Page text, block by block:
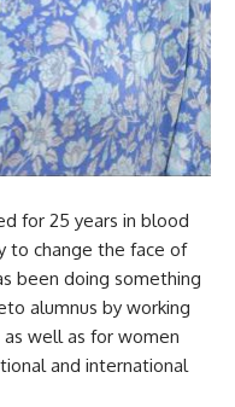
for 25 years in blood
to change the face of
been doing something
alumnus by working
well as for women
and international